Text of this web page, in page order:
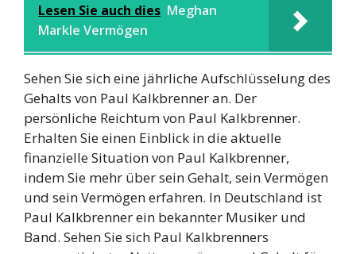
Lesen Sie auch dies Meghan
Markle Vermögen
Sehen Sie sich eine jährliche Aufschlüsselung des
Gehalts von Paul Kalkbrenner an. Der
persönliche Reichtum von Paul Kalkbrenner.
Erhalten Sie einen Einblick in die aktuelle
finanzielle Situation von Paul Kalkbrenner,
indem Sie mehr über sein Gehalt, sein Vermögen
und sein Vermögen erfahren. In Deutschland ist
Paul Kalkbrenner ein bekannter Musiker und
Band. Sehen Sie sich Paul Kalkbrenners